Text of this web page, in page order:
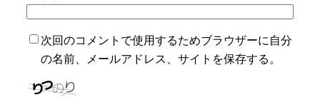
次回のコメントで使用するためブラウザーに自分
の名前、メールアドレス、サイトを保存する。